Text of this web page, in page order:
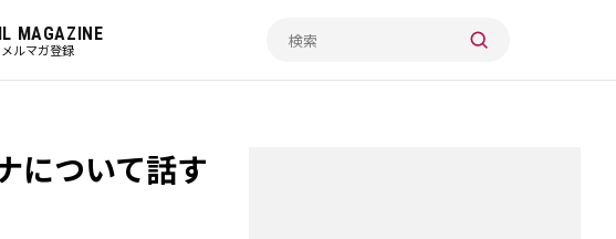
MAGAZINE
メルマガ登録
について話す